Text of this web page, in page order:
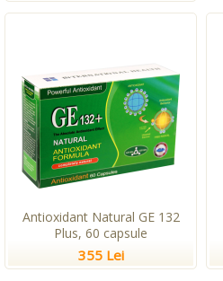
Antioxidant Natural GE 132
Plus, 60 capsule
355 Lei